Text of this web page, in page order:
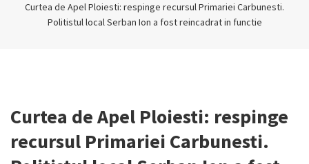
Curtea de Apel Ploiesti: respinge recursul Primariei Carbunesti.
Politistul local Serban Ion a fost reincadrat in functie
Curtea de Apel Ploiesti: respinge
recursul Primariei Carbunesti.